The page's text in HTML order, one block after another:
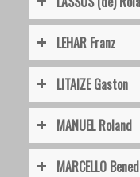
LEHAR Franz
LITAIZE Gaston
MANUEL Roland
MARCELLO